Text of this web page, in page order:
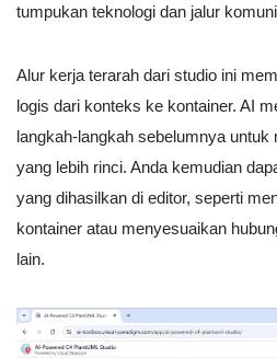
tumpukan teknologi dan jalur
Alur kerja terarah dari studio ini
logis dari konteks ke kontainer. AI
langkah-langkah sebelumnya untuk
yang lebih rinci. Anda kemudian
yang dihasilkan di editor, seperti
kontainer atau menyesuaikan
lain.